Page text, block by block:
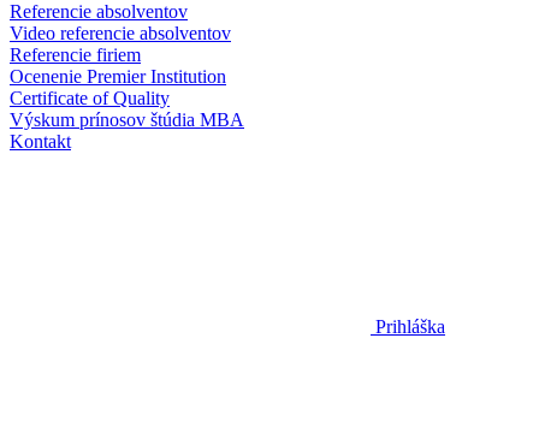
Referencie absolventov
Video referencie absolventov
Referencie firiem
Ocenenie Premier Institution
Certificate of Quality
Výskum prínosov štúdia MBA
Kontakt
Prihláška